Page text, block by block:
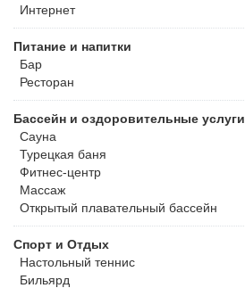
Интернет
Питание и напитки
Бар
Ресторан
Бассейн и оздоровительные услуги
Сауна
Турецкая баня
Фитнес-центр
Массаж
Открытый плавательный бассейн
Спорт и Отдых
Настольный теннис
Бильярд